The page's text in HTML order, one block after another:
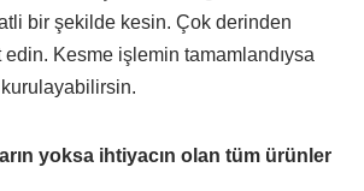
bir şekilde kesin. Çok derinden
Kesme işlemin tamamlandıysa
kurulayabilirsin.
yoksa ihtiyacın olan tüm ürünler